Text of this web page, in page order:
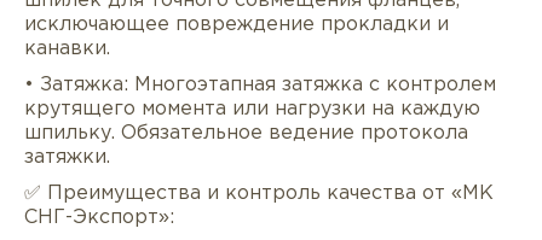
исключающее повреждение прокладки и
канавки.
• Затяжка: Многоэтапная затяжка с контролем
крутящего момента или нагрузки на каждую
шпильку. Обязательное ведение протокола
затяжки.
✅ Преимущества и контроль качества от «МК
СНГ-Экспорт»: